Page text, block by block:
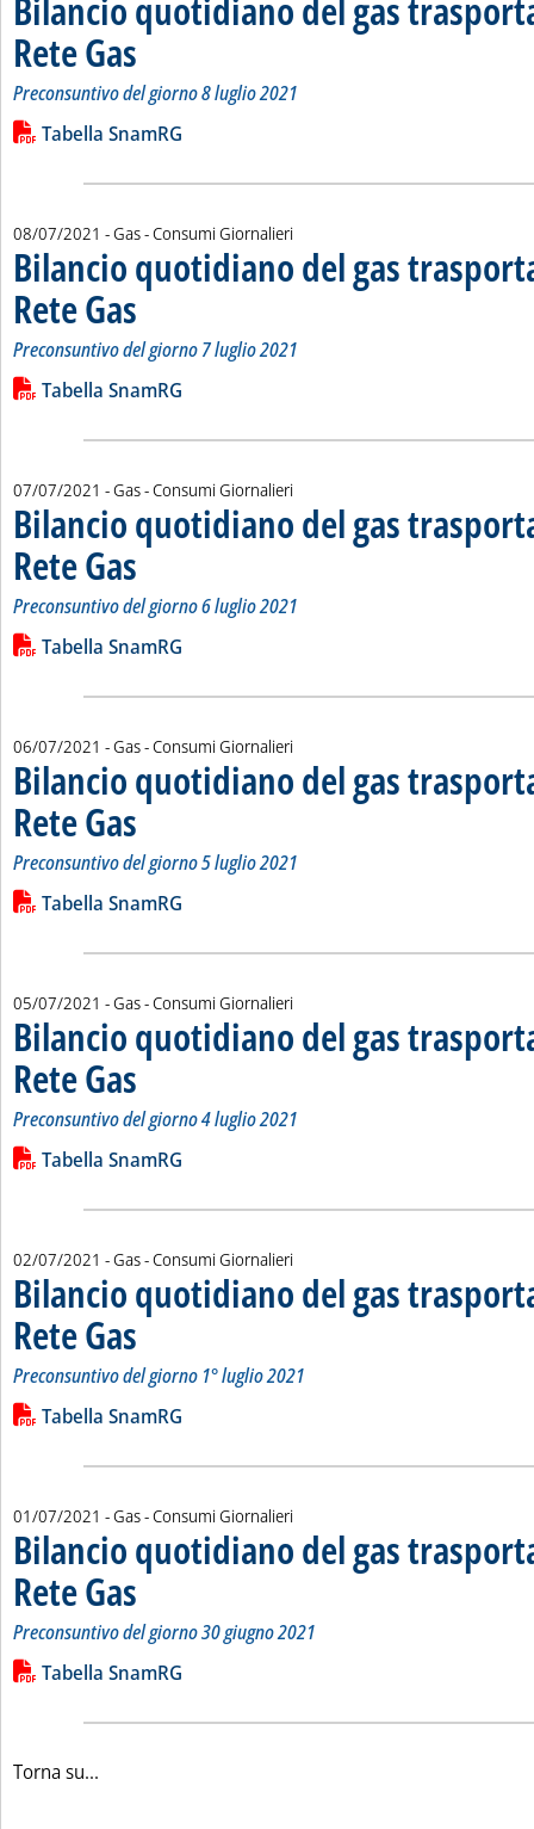
Rete Gas . Sottotitolo: Preconsuntivo del giorno 8 luglio 2021
. Pubblicata venerdì 09 luglio 2021 alle 13.37.
Preconsuntivo del giorno 8 luglio 2021
Leggi tutta la notizia: 'Bilancio quotidiano del gas
Lista allegati PDF alla notizia
Tabella SnamRG
08/07/2021 - Gas - Consumi Giornalieri
Bilancio quotidiano del gas
Rete Gas . Sottotitolo: Preconsuntivo del giorno 7 luglio 2021
. Pubblicata giovedì 08 luglio 2021 alle 12.14.
Preconsuntivo del giorno 7 luglio 2021
Leggi tutta la notizia: 'Bilancio quotidiano del gas
Lista allegati PDF alla notizia
Tabella SnamRG
07/07/2021 - Gas - Consumi Giornalieri
Bilancio quotidiano del gas
Rete Gas . Sottotitolo: Preconsuntivo del giorno 6 luglio 2021
. Pubblicata mercoledì 07 luglio 2021 alle 11.30.
Preconsuntivo del giorno 6 luglio 2021
Leggi tutta la notizia: 'Bilancio quotidiano del gas
Lista allegati PDF alla notizia
Tabella SnamRG
06/07/2021 - Gas - Consumi Giornalieri
Bilancio quotidiano del gas
Rete Gas . Sottotitolo: Preconsuntivo del giorno 5 luglio 2021
. Pubblicata martedì 06 luglio 2021 alle 11.28.
Preconsuntivo del giorno 5 luglio 2021
Leggi tutta la notizia: 'Bilancio quotidiano del gas
Lista allegati PDF alla notizia
Tabella SnamRG
05/07/2021 - Gas - Consumi Giornalieri
Bilancio quotidiano del gas
Rete Gas . Sottotitolo: Preconsuntivo del giorno 4 luglio 2021
. Pubblicata lunedì 05 luglio 2021 alle 11.36.
Preconsuntivo del giorno 4 luglio 2021
Leggi tutta la notizia: 'Bilancio quotidiano del gas
Lista allegati PDF alla notizia
Tabella SnamRG
02/07/2021 - Gas - Consumi Giornalieri
Bilancio quotidiano del gas
Rete Gas . Sottotitolo: Preconsuntivo del giorno 1° luglio 2021
. Pubblicata venerdì 02 luglio 2021 alle 12.26.
Preconsuntivo del giorno 1° luglio 2021
Leggi tutta la notizia: 'Bilancio quotidiano del gas
Lista allegati PDF alla notizia
Tabella SnamRG
01/07/2021 - Gas - Consumi Giornalieri
Bilancio quotidiano del gas
Rete Gas . Sottotitolo: Preconsuntivo del giorno 30 giugno 2021
. Pubblicata giovedì 01 luglio 2021 alle 11.41.
Preconsuntivo del giorno 30 giugno 2021
Leggi tutta la notizia: 'Bilancio quotidiano del gas
Lista allegati PDF alla notizia
Tabella SnamRG
Torna su...